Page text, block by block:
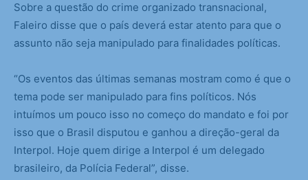
Sobre a questão do crime organizado transnacional,
Faleiro disse que o país deverá estar atento para que o
assunto não seja manipulado para finalidades políticas.
“Os eventos das últimas semanas mostram como é que o
tema pode ser manipulado para fins políticos. Nós
intuímos um pouco isso no começo do mandato e foi por
isso que o Brasil disputou e ganhou a direção-geral da
Interpol. Hoje quem dirige a Interpol é um delegado
brasileiro, da Polícia Federal”, disse.